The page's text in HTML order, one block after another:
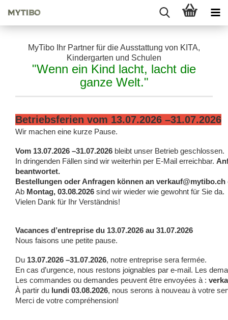
MyTibo Ihr Partner für die Ausstattung von KITA,
Kindergarten und Schulen
"Wenn ein Kind lacht, lacht die
ganze Welt."
Betriebsferien vom 13.07.2026 –31.07.2026
Wir machen eine kurze Pause.
Vom 13.07.2026 –31.07.2026 bleibt unser Betrieb geschlossen.
In dringenden Fällen sind wir weiterhin per E-Mail erreichbar.
beantwortet.
Bestellungen oder Anfragen können an verkauf@mytibo.ch
Ab Montag, 03.08.2026 sind wir wieder wie gewohnt für Sie da.
Vielen Dank für Ihr Verständnis!
Vacances d’entreprise du 13.07.2026 au 31.07.2026
Nous faisons une petite pause.
Du 13.07.2026 –31.07.2026, notre entreprise sera fermée.
En cas d’urgence, nous restons joignables par e-mail. Les
Les commandes ou demandes peuvent être envoyées à :
À partir du lundi 03.08.2026, nous serons à nouveau à votre
Merci de votre compréhension!